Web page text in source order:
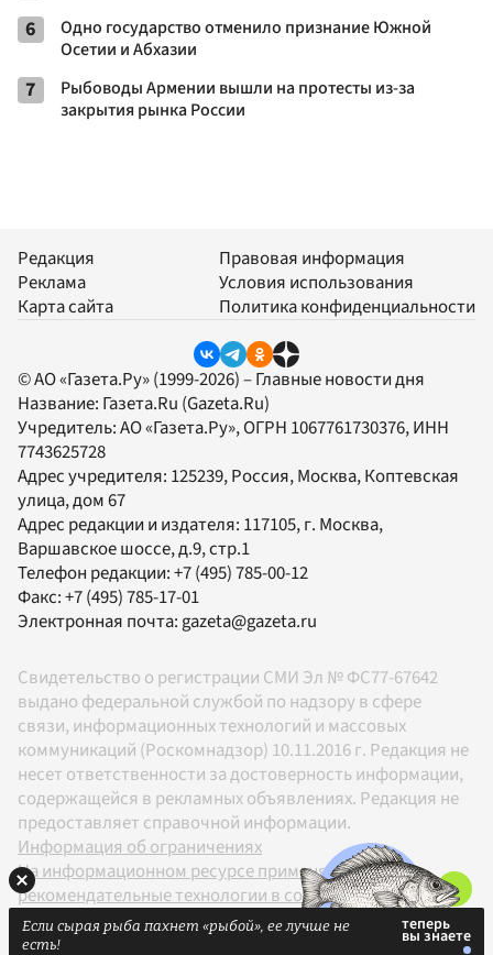
6
Одно государство отменило признание Южной
Осетии и Абхазии
7
Рыбоводы Армении вышли на протесты из-за
закрытия рынка России
Редакция
Реклама
Карта сайта
Правовая информация
Условия использования
Политика конфиденциальности
© АО «Газета.Ру» (1999-2026) – Главные новости дня
Название: Газета.Ru (Gazeta.Ru)
Учредитель:АО «Газета.Ру», ОГРН 1067761730376, ИНН
7743625728
Адрес учредителя: 125239, Россия, Москва, Коптевская
улица, дом 67
Адрес редакции и издателя: 117105, г. Москва,
Варшавское шоссе, д.9, стр.1
Телефон редакции:+7 (495) 785-00-12
Факс:+7 (495) 785-17-01
Электронная почта:gazeta@gazeta.ru
Свидетельство о регистрации СМИ Эл № ФС77-67642
выдано федеральной службой по надзору в сфере
связи, информационных технологий и массовых
коммуникаций (Роскомнадзор) 10.11.2016 г. Редакция не
несет ответственности за достоверность информации,
содержащейся в рекламных объявлениях. Редакция не
предоставляет справочной информации.
Информация об ограничениях
На информационном ресурсе применяются
рекомендательные технологии в соответствии с
Правилами
Если сырая рыба пахнет «рыбой», ее лучше не
есть!